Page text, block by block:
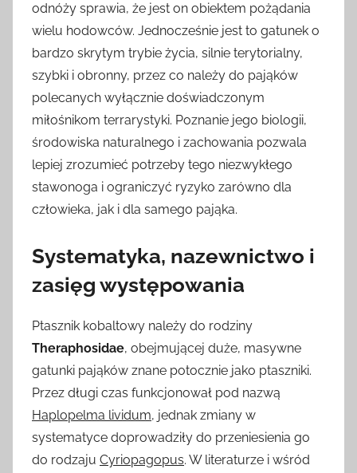
odnóży sprawia, że jest on obiektem pożądania
wielu hodowców. Jednocześnie jest to gatunek o
bardzo skrytym trybie życia, silnie terytorialny,
szybki i obronny, przez co należy do pająków
polecanych wyłącznie doświadczonym
miłośnikom terrarystyki. Poznanie jego biologii,
środowiska naturalnego i zachowania pozwala
lepiej zrozumieć potrzeby tego niezwykłego
stawonoga i ograniczyć ryzyko zarówno dla
człowieka, jak i dla samego pająka.
Systematyka, nazewnictwo i
zasięg występowania
Ptasznik kobaltowy należy do rodziny
Theraphosidae, obejmującej duże, masywne
gatunki pająków znane potocznie jako ptaszniki.
Przez długi czas funkcjonował pod nazwą
Haplopelma lividum, jednak zmiany w
systematyce doprowadziły do przeniesienia go
do rodzaju Cyriopagopus. W literaturze i wśród